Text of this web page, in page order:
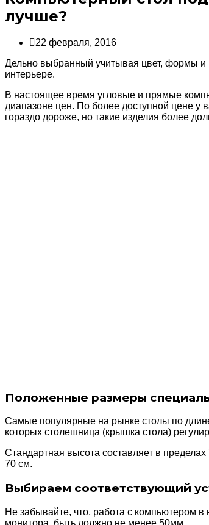
лучше?
22 февраля, 2016
Дельно выбранный учитывая цвет, формы и
интерьере.
В настоящее время угловые и прямые
диапазоне цен. По более доступной цене у
гораздо дороже, но такие изделия более
Положенные размеры
Самые популярные на рынке столы по
которых столешница (крышка стола)
Стандартная высота составляет в
70 см.
Выбираем соответствующий
Не забывайте, что, работа с компьютером
монитора, быть должно не менее 50мм